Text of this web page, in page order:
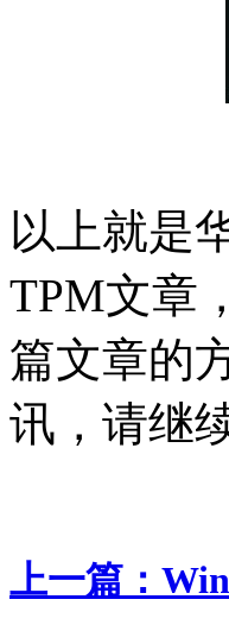
以上就是
TPM文章
篇文章的
讯，请继
上一篇：